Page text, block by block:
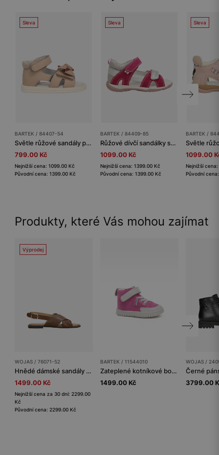
Sleva
BARTEK / 84407-54
Světle růžové sandály pro holčičky s mašličkou BARTEK 84407-54
799.00 Kč
Nejnižší cena: 1099.00 Kč
Původní cena: 1399.00 Kč
Sleva
BARTEK / 84409-85
Růžové dívčí sandálky se stříbrnými detaily BARTEK 84409-85
1099.00 Kč
Nejnižší cena: 1399.00 Kč
Původní cena: 1399.00 Kč
Sleva
BARTEK /
1099.00
Nejnižší
Původní
Produkty, které Vás mohou zajímat
Výprodej
WOJAS / 76071-52
Hnědé dámské sandály z licové kůže
1499.00 Kč
Nejnižší cena za 30 dní: 2299.00
Kč
Původní cena: 2299.00 Kč
BARTEK / 11544010
Zateplené kotníkové boty BARTEK 11544010, pro dívky, růžovo-šedé
1499.00 Kč
WOJAS /
3799.00